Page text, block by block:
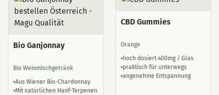
Bio Ganjonnay
Bio Weinmischgetränk
Aus Wiener Bio-Chardonnay
Mit natürlichen Hanf-Terpenen
CBD Gummies
Orange
hoch dosiert 400mg / Glas
praktisch für unterwegs
angenehme Entspannung